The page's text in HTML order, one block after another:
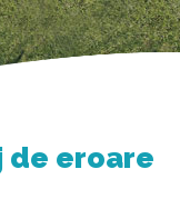
de eroare